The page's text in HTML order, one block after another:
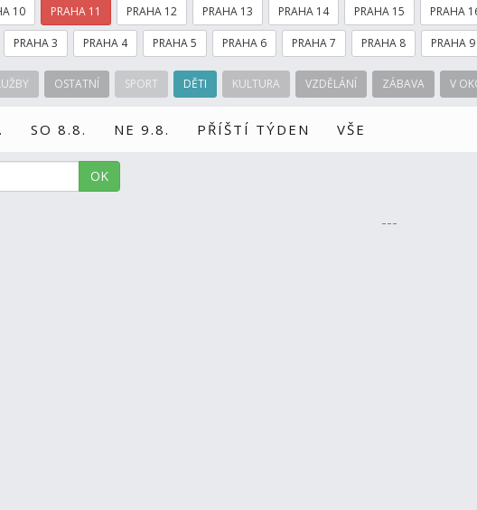
10 PRAHA 11 PRAHA 12 PRAHA 13 PRAHA 14 PRAHA 15 PRAHA
PRAHA 3 PRAHA 4 PRAHA 5 PRAHA 6 PRAHA 7 PRAHA 8 PRAHA 9
OSTATNÍ SPORT DĚTI KULTURA VZDĚLÁNÍ ZÁBAVA V
SO 8.8. NE 9.8. PŘÍŠTÍ TÝDEN VŠE
OK
---